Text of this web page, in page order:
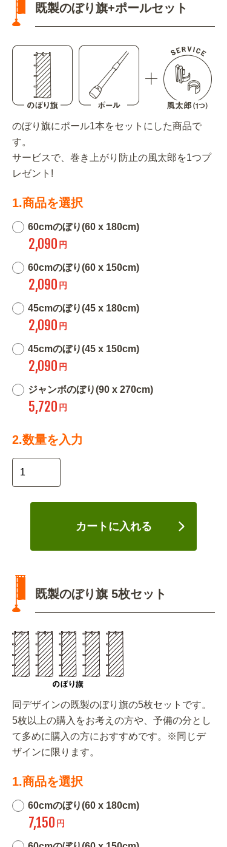
既製のぼり旗+ポールセット
のぼり旗にポール1本をセットにした商品で
す。
サービスで、巻き上がり防止の風太郎を1つプ
レゼント!
1.商品を選択
60cmのぼり(60 x 180cm)
2,090 円
60cmのぼり(60 x 150cm)
2,090 円
45cmのぼり(45 x 180cm)
2,090 円
45cmのぼり(45 x 150cm)
2,090 円
ジャンボのぼり(90 x 270cm)
5,720 円
2.数量を入力
カートに入れる
既製のぼり旗 5枚セット
同デザインの既製のぼり旗の5枚セットです。
5枚以上の購入をお考えの方や、予備の分とし
て多めに購入の方におすすめです。※同じデ
ザインに限ります。
1.商品を選択
60cmのぼり(60 x 180cm)
7,150 円